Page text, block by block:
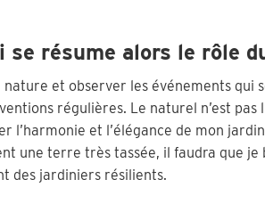
se résume alors le rôle
et observer les événements qui
régulières. Le naturel n’est pas
l’harmonie et l’élégance de mon
une terre très tassée, il faudra que je
des jardiniers résilients.